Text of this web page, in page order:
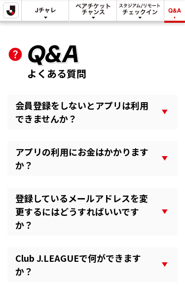
で
できる
こと
Jリーグチャレ
ンジ
明治安田
ペアチケット
チャンス
スタジアム/リ
モート
チェックイン
Q&A
Q&A
よくある質問
会員登録をしないとアプリは利用
できませんか？
アプリの利用にお金はかかります
か？
登録しているメールアドレスを変
更するにはどうすればいいです
か？
Club J.LEAGUEで何ができます
か？